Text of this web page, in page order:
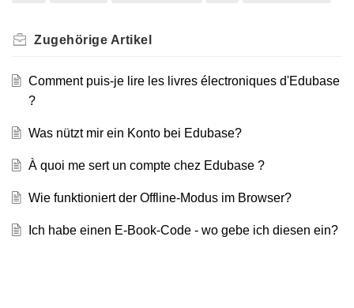
Zugehörige Artikel
Comment puis-je lire les livres électroniques d'Edubase
?
Was nützt mir ein Konto bei Edubase?
À quoi me sert un compte chez Edubase ?
Wie funktioniert der Offline-Modus im Browser?
Ich habe einen E-Book-Code - wo gebe ich diesen ein?